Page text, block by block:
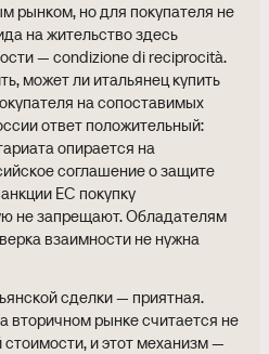
рынком, но для покупателя не
на жительство здесь
— condizione di reciprocità.
может ли итальянец купить
на сопоставимых
ответ положительный:
опирается на
соглашение о защите
ЕС покупку
не запрещают. Обладателям
взаимности не нужна
сделки — приятная.
вторичном рынке считается не
и этот механизм —